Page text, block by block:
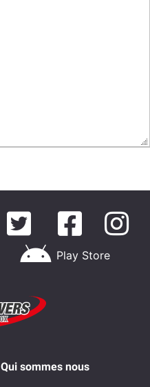
Play Store
Qui sommes nous